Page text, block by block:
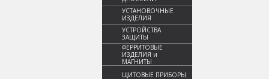
УСТАНОВОЧНЫЕ
ИЗДЕЛИЯ
УСТРОЙСТВА
ЗАЩИТЫ
ФЕРРИТОВЫЕ
ИЗДЕЛИЯ и
МАГНИТЫ
ЩИТОВЫЕ ПРИБОРЫ